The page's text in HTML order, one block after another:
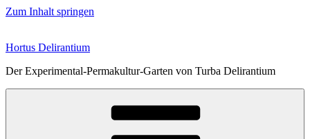
Zum Inhalt springen
Hortus Delirantium
Der Experimental-Permakultur-Garten von Turba Delirantium